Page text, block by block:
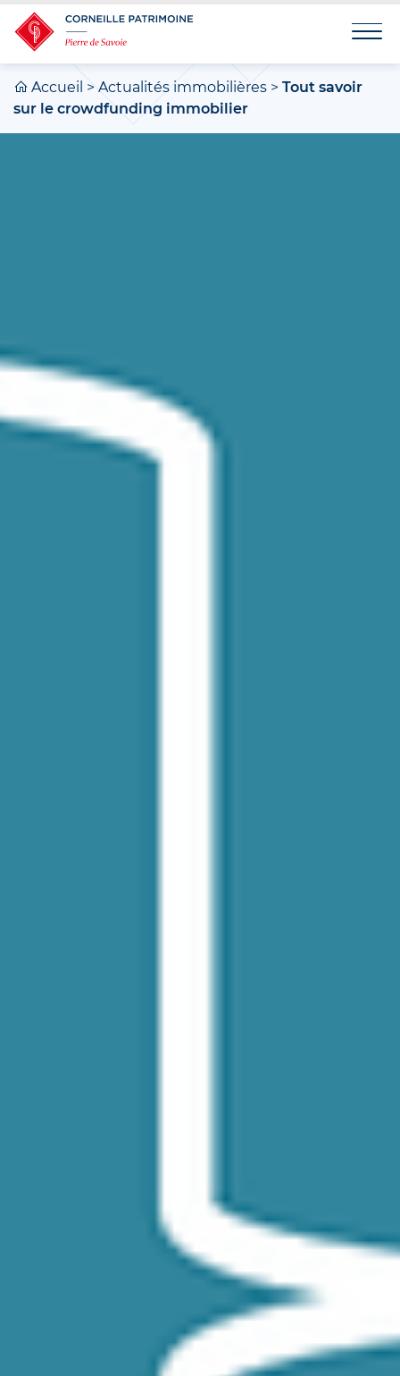
Accueil >Actualités immobilières > Tout savoir
sur le crowdfunding immobilier